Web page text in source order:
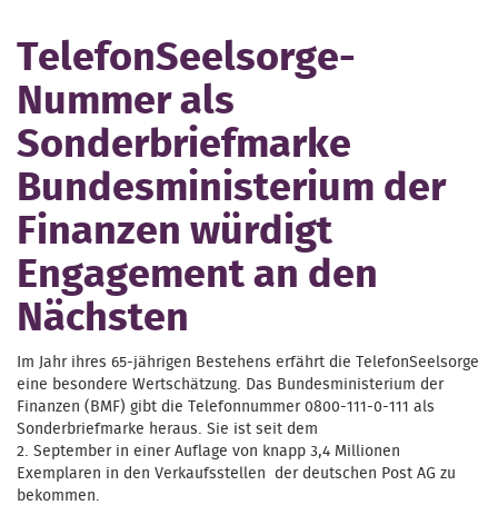
TelefonSeelsorge-
Nummer als
Sonderbriefmarke
Bundesministerium der
Finanzen würdigt
Engagement an den
Nächsten
Im Jahr ihres 65-jährigen Bestehens erfährt die TelefonSeelsorge
eine besondere Wertschätzung. Das Bundesministerium der
Finanzen (BMF) gibt die Telefonnummer 0800-111-0-111 als
Sonderbriefmarke heraus. Sie ist seit dem
2. September in einer Auflage von knapp 3,4 Millionen
Exemplaren in den Verkaufsstellen der deutschen Post AG zu
bekommen.